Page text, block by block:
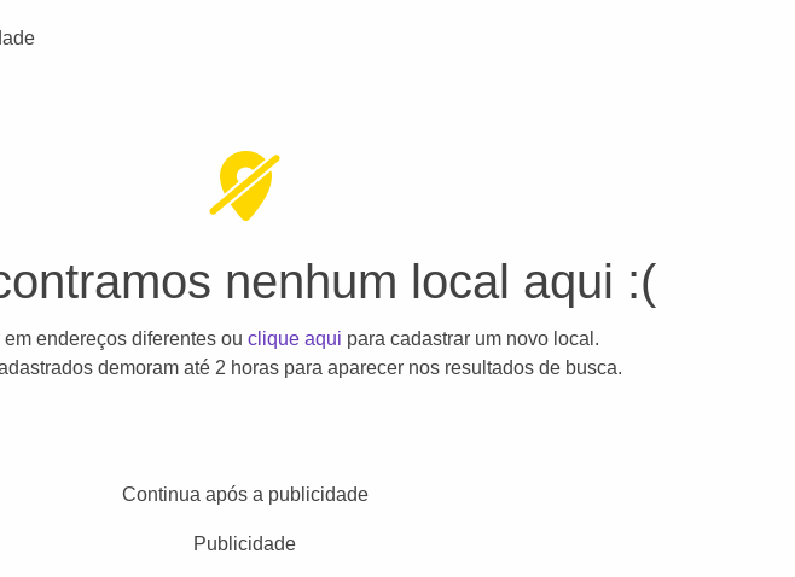
nenhum local aqui :(
em endereços diferentes ouclique aqui para cadastrar um novo local.
demoram até 2 horas para aparecer nos resultados de busca.
Continua após a publicidade
Publicidade